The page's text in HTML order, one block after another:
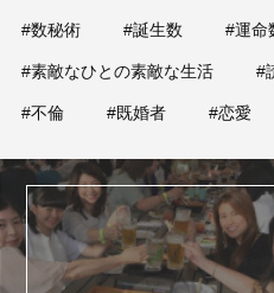
#数秘術 #誕生数 #運命
#素敵なひとの素敵な生活 #
#不倫 #既婚者 #恋愛